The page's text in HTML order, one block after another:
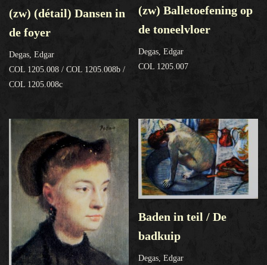
(zw) (détail) Dansen in
de foyer
Degas, Edgar
COL 1205.008 / COL 1205.008b /
COL 1205.008c
(zw) Balletoefening op
de toneelvloer
Degas, Edgar
COL 1205.007
Baden in teil / De
badkuip
Degas, Edgar